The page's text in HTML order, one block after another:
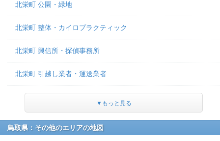
北栄町 公園・緑地
北栄町 整体・カイロプラクティック
北栄町 興信所・探偵事務所
北栄町 引越し業者・運送業者
▼もっと見る
鳥取県：その他のエリアの地図